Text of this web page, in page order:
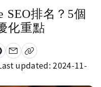
SEO排名？5個
化重點
updated:2024-11-